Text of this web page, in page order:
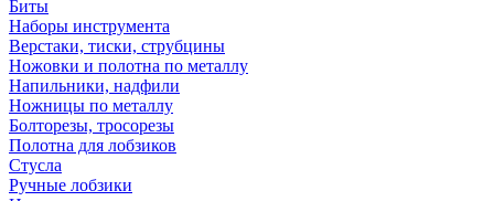
Биты
Наборы инструмента
Верстаки, тиски, струбцины
Ножовки и полотна по металлу
Напильники, надфили
Ножницы по металлу
Болторезы, тросорезы
Полотна для лобзиков
Стусла
Ручные лобзики